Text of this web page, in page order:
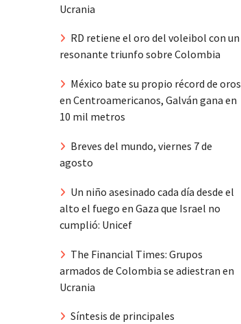
Ucrania
RD retiene el oro del voleibol con un
resonante triunfo sobre Colombia
México bate su propio récord de oros
en Centroamericanos, Galván gana en
10 mil metros
Breves del mundo, viernes 7 de
agosto
Un niño asesinado cada día desde el
alto el fuego en Gaza que Israel no
cumplió: Unicef
The Financial Times: Grupos
armados de Colombia se adiestran en
Ucrania
Síntesis de principales